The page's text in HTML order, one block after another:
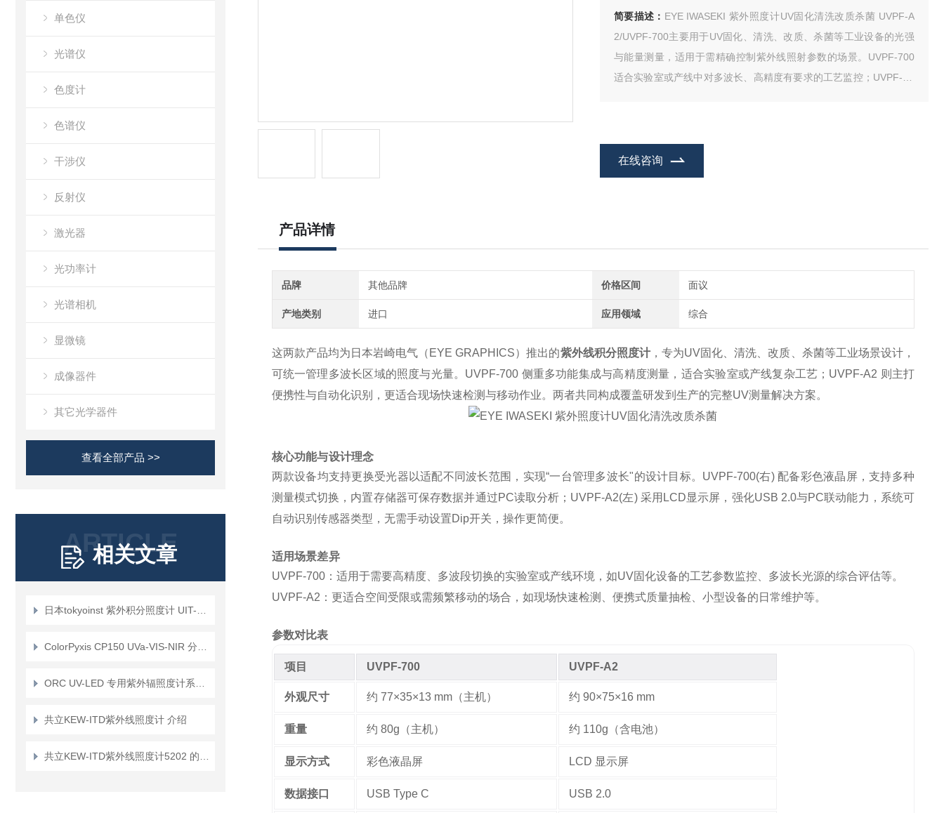
单色仪
光谱仪
色度计
色谱仪
干涉仪
反射仪
激光器
光功率计
光谱相机
显微镜
成像器件
其它光学器件
查看全部产品 >>
ARTICLE
相关文章
共立KEW-ITD紫外线照度计 介绍
简要描述： EYE IWASEKI 紫外照度计UV固化清洗改质杀菌 UVPF-A
2/UVPF-700主要用于UV固化、清洗、改质、杀菌等工业设备的光强
与能量测量，适用于需精确控制紫外线照射参数的场景。UVPF-700
适合实验室或产线中对多波长、高精度有要求的工艺监控；UVPF-A2
在线咨询
产品详情
品牌 其他品牌 价格区间 面议
产地类别 进口 应用领域 综合
这两款产品均为日本岩崎电气（EYE GRAPHICS）推出的紫外线积分照度计，专为UV固化、清洗、改质、杀菌等工业场景设计，
可统一管理多波长区域的照度与光量。UVPF-700 侧重多功能集成与高精度测量，适合实验室或产线复杂工艺；UVPF-A2 则主打
便携性与自动化识别，更适合现场快速检测与移动作业。两者共同构成覆盖研发到生产的完整UV测量解决方案。
核心功能与设计理念
两款设备均支持更换受光器以适配不同波长范围，实现“一台管理多波长"的设计目标。UVPF-700(右) 配备彩色液晶屏，支持多种
测量模式切换，内置存储器可保存数据并通过PC读取分析；UVPF-A2(左) 采用LCD显示屏，强化USB 2.0与PC联动能力，系统可
自动识别传感器类型，无需手动设置Dip开关，操作更简便。
适用场景差异
UVPF-700：适用于需要高精度、多波段切换的实验室或产线环境，如UV固化设备的工艺参数监控、多波长光源的综合评估等。
UVPF-A2 ：更适合空间受限或需频繁移动的场合，如现场快速检测、便携式质量抽检、小型设备的日常维护等。
参数对比表
项目 UVPF-700 UVPF-A2
外观尺寸 约 77×35×13 mm（主机） 约 90×75×16 mm
重量 约 80g（主机） 约 110g（含电池）
显示方式 彩色液晶屏 LCD 显示屏
数据接口 USB Type C USB 2.0